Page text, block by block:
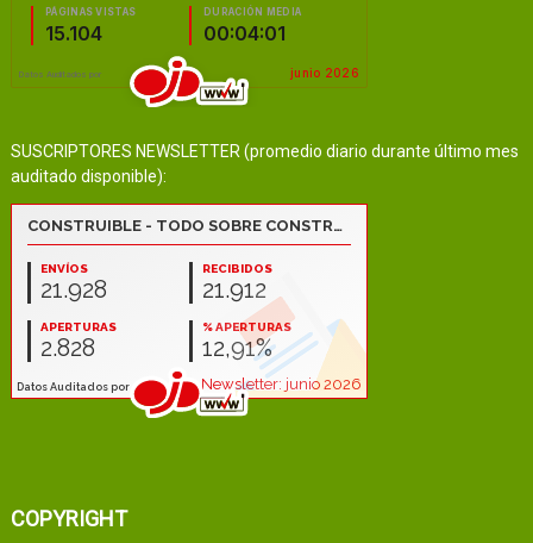
SUSCRIPTORES NEWSLETTER (promedio diario durante último mes
auditado disponible):
COPYRIGHT